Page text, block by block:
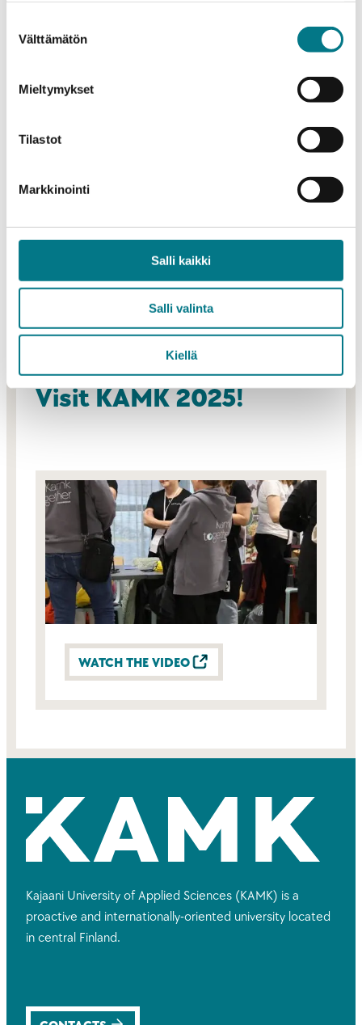
valinta
Välttämätön
Mieltymykset
Tilastot
Markkinointi
Salli kaikki
Salli valinta
Kiellä
Watch the video and
experience the vibes of
Visit KAMK 2025!
WATCH THE VIDEO
Kajaani University of Applied Sciences (KAMK) is a
proactive and internationally-oriented university located
in central Finland.